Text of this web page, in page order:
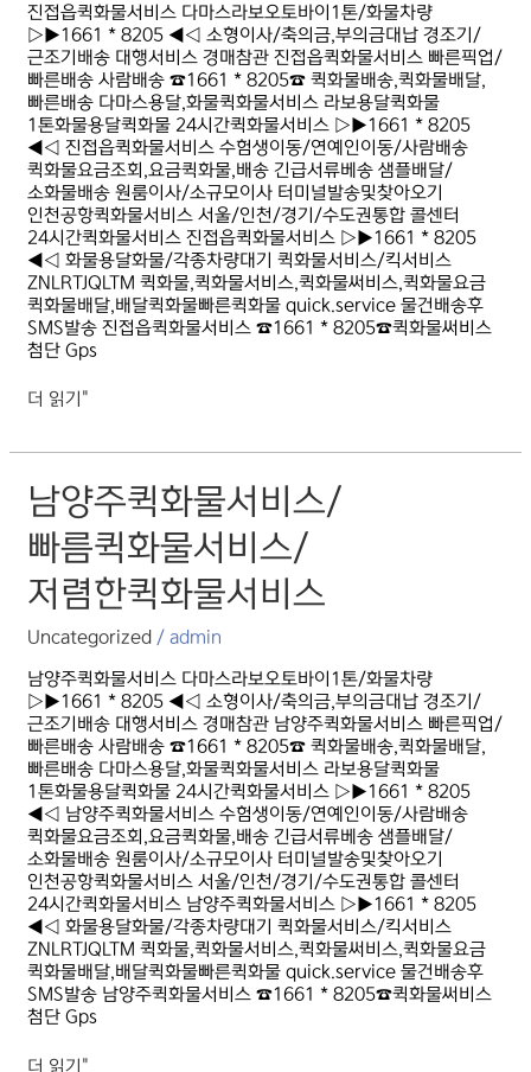
진접읍퀵화물서비스 다마스라보오토바이1톤/화물차량
▷▶1661 * 8205 ◀◁ 소형이사/축의금,부의금대납 경조기/
근조기배송 대행서비스 경매참관 진접읍퀵화물서비스 빠른픽업/
빠른배송 사람배송 ☎1661 * 8205☎ 퀵화물배송,퀵화물배달,
빠른배송 다마스용달,화물퀵화물서비스 라보용달퀵화물
1톤화물용달퀵화물 24시간퀵화물서비스 ▷▶1661 * 8205
◀◁ 진접읍퀵화물서비스 수험생이동/연예인이동/사람배송
퀵화물요금조회,요금퀵화물,배송 긴급서류베송 샘플배달/
소화물배송 원룸이사/소규모이사 터미널발송및찾아오기
인천공항퀵화물서비스 서울/인천/경기/수도권통합 콜센터
24시간퀵화물서비스 진접읍퀵화물서비스 ▷▶1661 * 8205
◀◁ 화물용달화물/각종차량대기 퀵화물서비스/킥서비스
ZNLRTJQLTM 퀵화물,퀵화물서비스,퀵화물써비스,퀵화물요금
퀵화물배달,배달퀵화물빠른퀵화물 quick.service 물건배송후
SMS발송 진접읍퀵화물서비스 ☎1661 * 8205☎퀵화물써비스
첨단 Gps
더 읽기"
남양주퀵화물서비스/
빠름퀵화물서비스/
저렴한퀵화물서비스
Uncategorized /admin
남양주퀵화물서비스 다마스라보오토바이1톤/화물차량
▷▶1661 * 8205 ◀◁ 소형이사/축의금,부의금대납 경조기/
근조기배송 대행서비스 경매참관 남양주퀵화물서비스 빠른픽업/
빠른배송 사람배송 ☎1661 * 8205☎ 퀵화물배송,퀵화물배달,
빠른배송 다마스용달,화물퀵화물서비스 라보용달퀵화물
1톤화물용달퀵화물 24시간퀵화물서비스 ▷▶1661 * 8205
◀◁ 남양주퀵화물서비스 수험생이동/연예인이동/사람배송
퀵화물요금조회,요금퀵화물,배송 긴급서류베송 샘플배달/
소화물배송 원룸이사/소규모이사 터미널발송및찾아오기
인천공항퀵화물서비스 서울/인천/경기/수도권통합 콜센터
24시간퀵화물서비스 남양주퀵화물서비스 ▷▶1661 * 8205
◀◁ 화물용달화물/각종차량대기 퀵화물서비스/킥서비스
ZNLRTJQLTM 퀵화물,퀵화물서비스,퀵화물써비스,퀵화물요금
퀵화물배달,배달퀵화물빠른퀵화물 quick.service 물건배송후
SMS발송 남양주퀵화물서비스 ☎1661 * 8205☎퀵화물써비스
첨단 Gps
남양주퀵화물서비스/
빠름퀵화물서비스/
저렴한퀵화물서비스
더 읽기"